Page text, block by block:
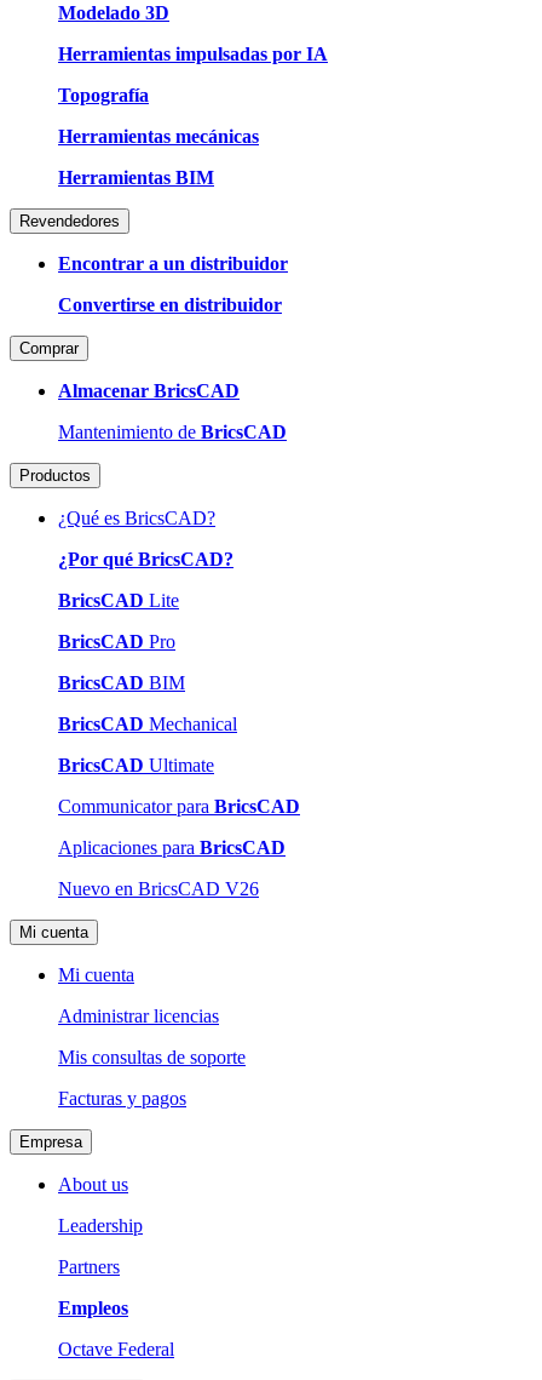
Modelado 3D
Herramientas impulsadas por IA
Topografía
Herramientas mecánicas
Herramientas BIM
Revendedores
Encontrar a un distribuidor
Convertirse en distribuidor
Comprar
Almacenar BricsCAD
Mantenimiento de BricsCAD
Productos
¿Qué es BricsCAD?
¿Por qué BricsCAD?
BricsCAD Lite
BricsCAD Pro
BricsCAD BIM
BricsCAD Mechanical
BricsCAD Ultimate
Communicator para BricsCAD
Aplicaciones para BricsCAD
Nuevo en BricsCAD V26
Mi cuenta
Mi cuenta
Administrar licencias
Mis consultas de soporte
Facturas y pagos
Empresa
About us
Leadership
Partners
Empleos
Octave Federal